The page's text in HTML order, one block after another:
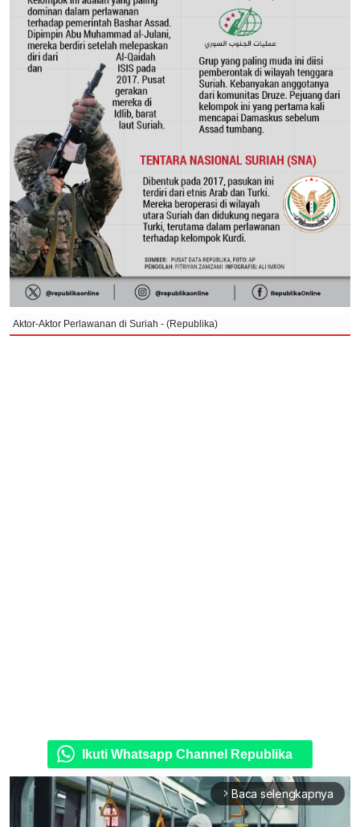
Aktor-Aktor Perlawanan di Suriah - (Republika)
Ikuti Whatsapp Channel Republika
arrow_forward_ios Baca selengkapnya